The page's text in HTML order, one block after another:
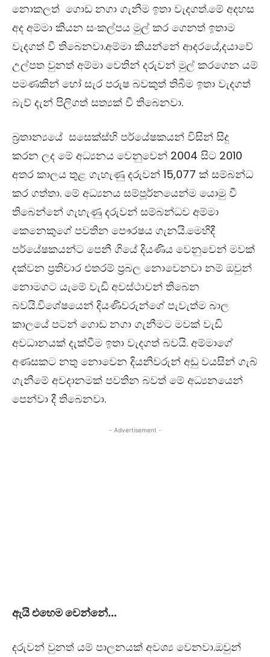
නොකලත් ගොඩ නගා ගැනීම ඉතා වැදගත්.මේ අදහස
අද අම්මා කියන සංකල්පය මුල් කර ගෙනත් ඉතාම
වැදගත් වී තිබෙනවා.අම්මා කියන්නේ ආදරයේ,දයාවේ
උල්පත වුනත් අම්මා වෙතින් දරුවන් මුල් කරගෙන යම්
පමණකින් හෝ සැර පරුෂ බවකුත් තිබීම ඉතා වැදගත්
බැව් දැන් පිලිගත් සත්‍යක් වී තිබෙනවා.
බ්‍රතාන්‍යයේ සසෙක්ස්හි පර්යේෂකයන් විසින් සිදු
කරන ලද මේ අධ්‍යනය වෙනුවෙන් 2004 සිට 2010
අතර කාලය තුළ ගැහැණු දරුවන් 15,077 ක් සම්බන්ධ
කර ගත්තා. මේ අධ්‍යනය සම්පූර්නයෙන්ම යොමු වී
තිබෙන්නේ ගැහැණු දරුවන් සම්බන්ධව අම්මා
කෙනෙකුගේ පවතින පෞරෂය ගැනයි.මෙහිදී
පර්යේෂකයන්ට පෙනී ගියේ දියණිය වෙනුවෙන් මවක්
දක්වන ප්‍රතිචාර එතරම් ප්‍රබල නොවෙනවා නම් ඔවුන්
නොමගට යැමේ වැඩි අවස්ථාවන් තිබෙන
බවයි.විශේෂයෙන් දියණිවරුන්ගේ පැවැත්ම බාල
කාලයේ පටන් ගොඩ නගා ගැනීමට මවක් වැඩි
අවධානයක් දැක්වීම ඉතා වැදගත් බවයි. අම්මාගේ
අණසකට නතු නොවෙන දියනිවරුන් අඩු වයසින් ගැබ්
ගැනීමේ අවදානමක් පවතින බවත් මේ අධ්‍යනයෙන්
පෙන්වා දී තිබෙනවා.
- Advertisement -
ඇයි එහෙම වෙන්නේ…
දරුවන් වුනත් යම් පාලනයක් අවශ්‍ය වෙනවා.ඔවුන්